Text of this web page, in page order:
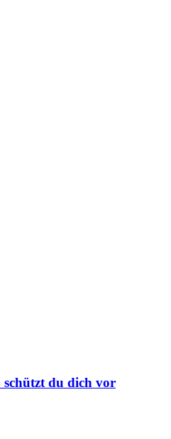
du dich vor